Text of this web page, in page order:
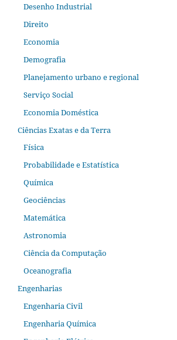
Desenho Industrial
Direito
Economia
Demografia
Planejamento urbano e regional
Serviço Social
Economia Doméstica
Ciências Exatas e da Terra
Física
Probabilidade e Estatística
Química
Geociências
Matemática
Astronomia
Ciência da Computação
Oceanografia
Engenharias
Engenharia Civil
Engenharia Química